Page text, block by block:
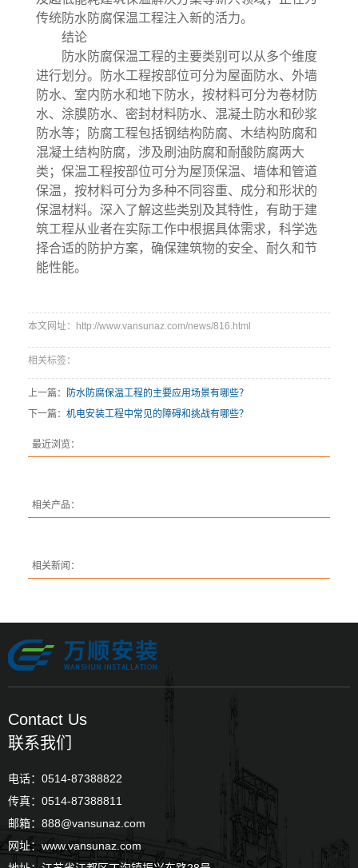
传统防水防腐保温工程注入新的活力。
结论
防水防腐保温工程的主要类别可以从多个维度
进行划分。防水工程按部位可分为屋面防水、外墙
防水、室内防水和地下防水，按材料可分为卷材防
水、涂膜防水、密封材料防水、混凝土防水和砂浆
防水等；防腐工程包括钢结构防腐、木结构防腐和
混凝土结构防腐，涉及刷油防腐和耐酸防腐两大
类；保温工程按部位可分为屋顶保温、墙体和管道
保温，按材料可分为多种不同容重、成分和形状的
保温材料。深入了解这些类别及其特性，有助于建
筑工程从业者在实际工作中根据具体需求，科学选
择合适的防护方案，确保建筑物的安全、耐久和节
能性能。
本文网址：http://www.vansunaz.com/news/816.html
相关标签：
上一篇：
防水防腐保温工程的主要应用场景有哪些？
下一篇： 机电安装工程中常见的障碍和挑战有哪些？
最近浏览：
相关产品：
相关新闻：
Contact Us
联系我们
电话：0514-87388822
传真：0514-87388811
邮箱：888@vansunaz.com
网址：www.vansunaz.com